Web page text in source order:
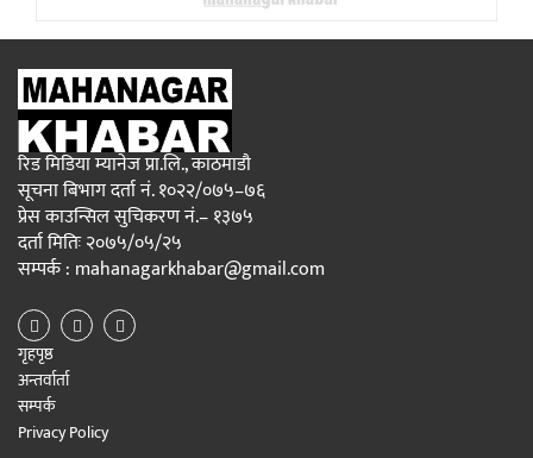
रिड मिडिया म्यानेज प्रा.लि., काठमाडौ
सूचना बिभाग दर्ता नं. १०२२/०७५–७६
प्रेस काउन्सिल सुचिकरण नं.– १३७५
दर्ता मितिः २०७५/०५/२५
सम्पर्क : mahanagarkhabar@gmail.com
गृहपृष्ठ
अन्तर्वार्ता
सम्पर्क
Privacy Policy